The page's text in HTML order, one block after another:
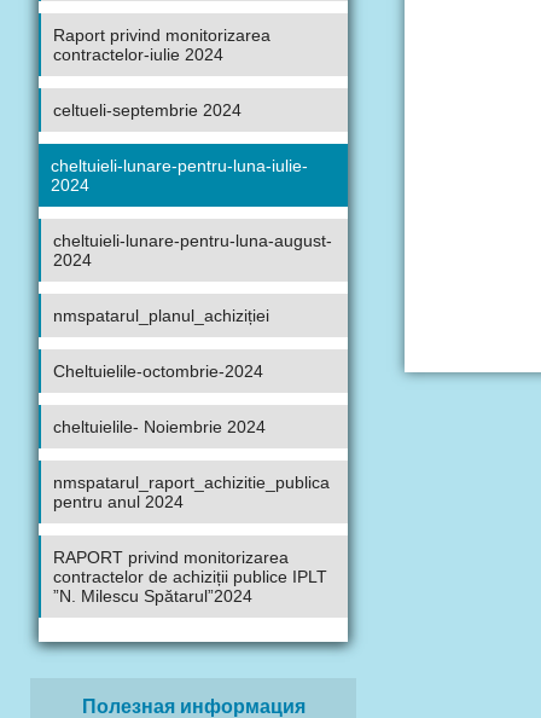
Raport privind monitorizarea
contractelor-iulie 2024
celtueli-septembrie 2024
cheltuieli-lunare-pentru-luna-iulie-
2024
cheltuieli-lunare-pentru-luna-august-
2024
nmspatarul_planul_achiziției
Cheltuielile-octombrie-2024
cheltuielile- Noiembrie 2024
nmspatarul_raport_achizitie_publica
pentru anul 2024
RAPORT privind monitorizarea
contractelor de achiziții publice IPLT
”N. Milescu Spătarul”2024
Полезная информация